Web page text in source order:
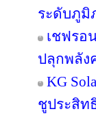
ระดับภูมิ
เชฟรอ
ปลุกพลัง
KG
ชูประสิท